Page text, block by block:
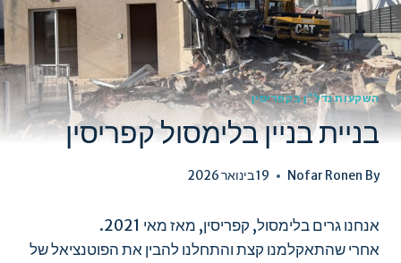
השקעות נדל״ן בקפריסין
בניית בניין בלימסול קפריסין
By
Nofar Ronen 19 בינואר 2026
אנחנו גרים בלימסול, קפריסין, מאז מאי 2021.
אחרי שהתאקלמנו קצת והתחלנו להבין את הפוטנציאל של